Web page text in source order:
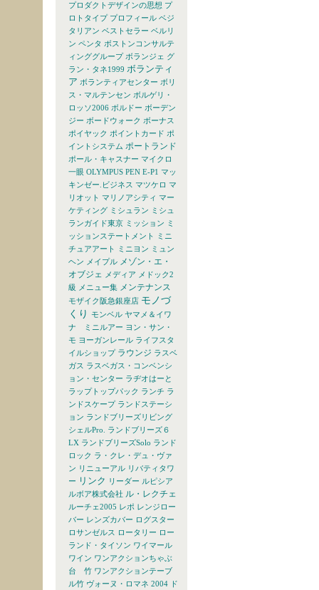
プロダクトデザインの思想 プ
ロトタイプ プロフィール ベジ
タリアン ベストセラー ベルリ
ン ペンタ ボストンコンサルテ
ィンググループ ボランジェ グ
ラン・タネ1999 ボランティ
ア ボランティアセンター ボリ
ス・マルテンセン ボルゲリ・
ロッソ2006 ボルドー ボーデン
ジー ボードウォーク ボーナス
ポイヤック ポイントカード ポ
イントシステム ポートランド
ポール・キャスナー マイクロ
一眼 OLYMPUS PEN E-P1 マッ
キンゼー.ビジネス マツケロ マ
リオット マリノアシティ マー
ケティング ミシュラン ミシュ
ランガイド東京 ミッション ミ
ッションステートメント
ミニ
チュアアート
ミニヨン ミュン
ヘン メイプル メゾン・エ・
オブジェ メディア メドック2
級 メニュー集 メンテナンス
モザイク阪急銀座店 モノづ
くり モンベル ヤマメ＆イワ
ナ ミニルアー ヨン・サン・
モ ヨーガンレール ライフスタ
イルショップ ラウンジ ラスベ
ガス ラスベガス・コンベンシ
ョン・センター ラヂオはーと
ラップトップパック ランチ ラ
ンドスケープ ランドステーシ
ョン ランドブリーズリビング
シェルPro.
ランドブリーズ６
LX ランドブリーズSolo ランド
ロック ラ・クレ・デュ・ヴァ
ン リニューアル リバティタワ
ー リンク リーダー ルピシア
ルボア株式会社 ル・レクチェ
ルーチェ2005 レポ レンジロー
バー レンズカバー ログスター
ロサンゼルス ロータリー ロー
ランド・タイソン ワイマール
ワイン ワンアクションちゃぶ
台 竹 ワンアクションテーブ
ル竹 ヴォーヌ・ロマネ 2004 ド